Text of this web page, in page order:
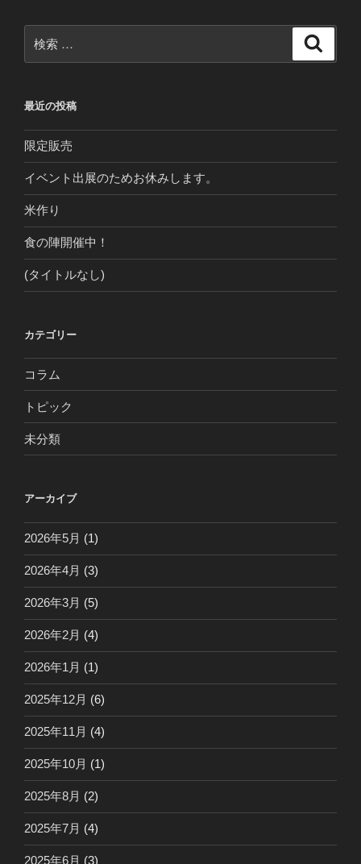
索:
最近の投稿
限定販売
イベント出展のためお休みします。
米作り
食の陣開催中！
(タイトルなし)
カテゴリー
コラム
トピック
未分類
アーカイブ
2026年5月 (1)
2026年4月 (3)
2026年3月 (5)
2026年2月 (4)
2026年1月 (1)
2025年12月 (6)
2025年11月 (4)
2025年10月 (1)
2025年8月 (2)
2025年7月 (4)
2025年6月 (3)